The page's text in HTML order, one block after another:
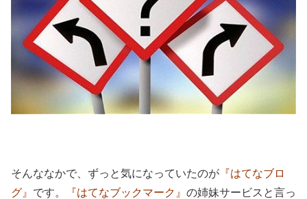
そんななかで、ずっと気になっていたのが 『はてなブロ
グ』 です。 『はてなブックマーク』 の姉妹サービスと言っ